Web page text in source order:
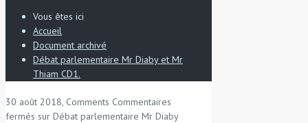
Vous êtes ici
Accueil
Document archivé
Débat parlementaire Mr Diaby et Mr
Thiam CD1.
30 août 2018, Comments Commentaires
fermés sur Débat parlementaire Mr Diaby